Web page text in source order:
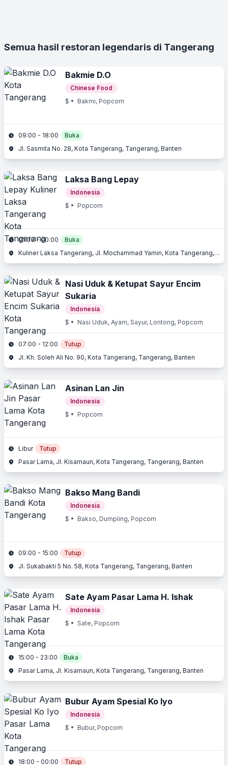
Semua hasil restoran legendaris di Tangerang
Bakmie D.O
Chinese Food
$ • Bakmi, Popcorn
09:00 - 18:00
Buka
Jl. Sasmita No. 28, Kota Tangerang, Tangerang, Banten
Laksa Bang Lepay
Indonesia
$ • Popcorn
01:00 - 00:00
Buka
Kuliner Laksa Tangerang, Jl. Mochammad Yamin, Kota Tangerang, Tangerang, Banten
Nasi Uduk & Ketupat Sayur Encim
Sukaria
Indonesia
$ • Nasi Uduk, Ayam, Sayur, Lontong, Popcorn
07:00 - 12:00
Tutup
Jl. Kh. Soleh Ali No. 90, Kota Tangerang, Tangerang, Banten
Asinan Lan Jin
Indonesia
$ • Popcorn
Libur
Tutup
Pasar Lama, Jl. Kisamaun, Kota Tangerang, Tangerang, Banten
Bakso Mang Bandi
Indonesia
$ • Bakso, Dumpling, Popcorn
09:00 - 15:00
Tutup
Jl. Sukabakti 5 No. 58, Kota Tangerang, Tangerang, Banten
Sate Ayam Pasar Lama H. Ishak
Indonesia
$ • Sate, Popcorn
15:00 - 23:00
Buka
Pasar Lama, Jl. Kisamaun, Kota Tangerang, Tangerang, Banten
Bubur Ayam Spesial Ko Iyo
Indonesia
$ • Bubur, Popcorn
18:00 - 00:00 Tutup